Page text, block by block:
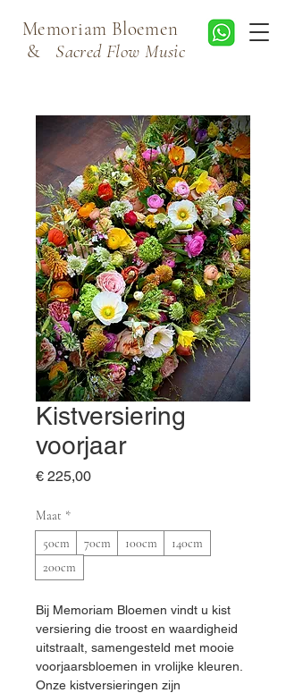
Memoriam Bloemen
& Sacred Flow Music
Kistversiering
voorjaar
€ 225,00Prijs
Maat *
50cm
70cm 100cm
140cm
200cm
Bij Memoriam Bloemen vindt u kist
versiering die troost en waardigheid
uitstraalt, samengesteld met mooie
voorjaarsbloemen in vrolijke kleuren.
Onze kistversieringen zijn